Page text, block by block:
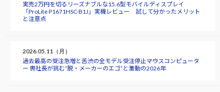
実売2万円を切るリーズナブルな15.6型モバイルディスプレイ
「ProLite P1671HSC-B1J」実機レビュー 試して分かったメリット
と注意点
2026.05.11（月）
過去最高の受注急増と苦渋の全モデル受注停止――マウスコンピュータ
ー 軣社長が挑む“脱・メーカーのエゴ”と激動の2026年